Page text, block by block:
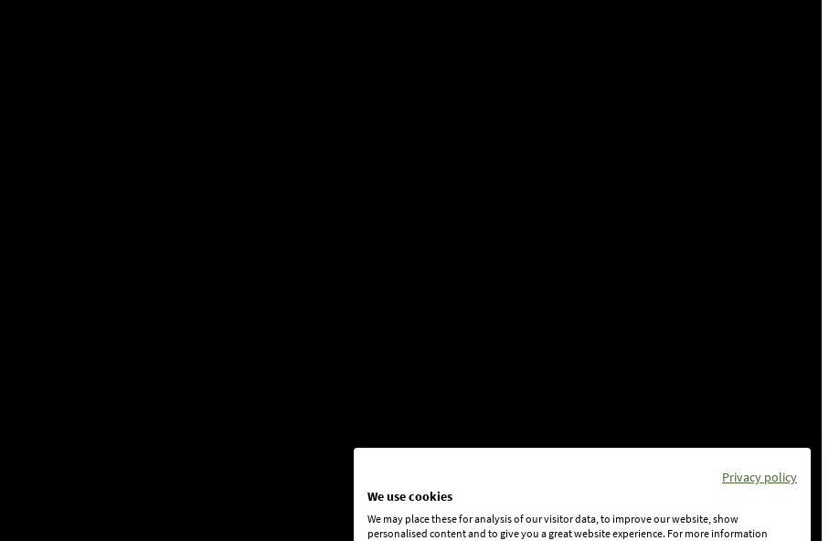
Privacy policy
We use cookies
We may place these for analysis of our visitor data, to improve our website, show
personalised content and to give you a great website experience. For more information